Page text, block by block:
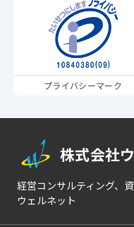
プライバシーマーク
株式会社
経営コンサルティング、
ウェルネット